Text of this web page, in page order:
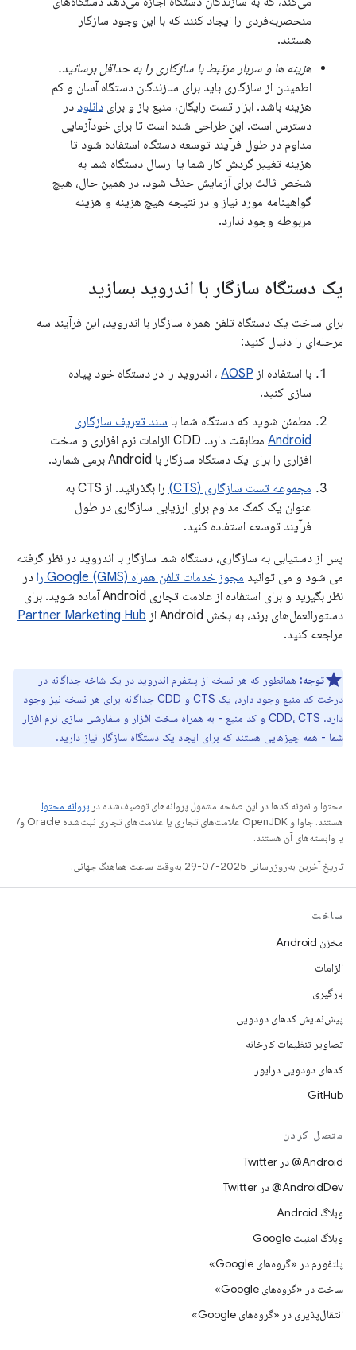
منحصربه‌فردی را ایجاد کنند که با این وجود سازگار
هستند.
هزینه ها و سربار مرتبط با سازگاری را به حداقل برسانید.
اطمینان از سازگاری باید برای سازندگان دستگاه آسان و کم
هزینه باشد. ابزار تست رایگان، منبع باز و برای دانلود در
دسترس است. این طراحی شده است تا برای خودآزمایی
مداوم در طول فرآیند توسعه دستگاه استفاده شود تا
هزینه تغییر گردش کار شما یا ارسال دستگاه شما به
شخص ثالث برای آزمایش حذف شود. در همین حال، هیچ
گواهینامه مورد نیاز و در نتیجه هیچ هزینه و هزینه
مربوطه وجود ندارد.
یک دستگاه سازگار با اندروید بسازید
برای ساخت یک دستگاه تلفن همراه سازگار با اندروید، این فرآیند سه
مرحله‌ای را دنبال کنید:
با استفاده از AOSP ، اندروید را در دستگاه خود پیاده
سازی کنید.
مطمئن شوید که دستگاه شما با سند تعریف سازگاری
Android
مطابقت دارد. CDD الزامات نرم افزاری و سخت
افزاری را برای یک دستگاه سازگار با Android برمی شمارد.
مجموعه تست سازگاری (CTS)
را بگذرانید. از CTS به
عنوان یک کمک مداوم برای ارزیابی سازگاری در طول
فرآیند توسعه استفاده کنید.
پس از دستیابی به سازگاری، دستگاه شما سازگار با اندروید در نظر گرفته
می شود و می توانید مجوز خدمات تلفن همراه Google (GMS) را
در
نظر بگیرید و برای استفاده از علامت تجاری Android آماده شوید. برای
دستورالعمل‌های برند، به بخش Android از
Partner Marketing Hub
مراجعه کنید.
توجه: همانطور که هر نسخه از پلتفرم اندروید در یک شاخه جداگانه در
درخت کد منبع وجود دارد، یک CTS و CDD جداگانه برای هر نسخه نیز وجود
دارد. CDD، CTS و کد منبع - به همراه سخت افزار و سفارشی سازی نرم افزار
شما - همه چیزهایی هستند که برای ایجاد یک دستگاه سازگار نیاز دارید.
محتوا و نمونه کدها در این صفحه مشمول پروانه‌های توصیف‌شده در پروانه محتوا
هستند. جاوا و OpenJDK علامت‌های تجاری یا علامت‌های تجاری ثبت‌شده Oracle و/
یا وابسته‌های آن هستند.
تاریخ آخرین به‌روزرسانی 2025-07-29 به‌وقت ساعت هماهنگ جهانی.
ساخت
مخزن Android
الزامات
بارگیری
پیش‌نمایش کدهای دودویی
تصاویر تنظیمات کارخانه
کدهای دودویی درایور
GitHub
متصل کردن
Android@ در Twitter
AndroidDev@ در Twitter
وبلاگ Android
وبلاگ امنیت Google
پلتفورم در «گروه‌های Google»
ساخت در «گروه‌های Google»
انتقال‌پذیری در «گروه‌های Google»